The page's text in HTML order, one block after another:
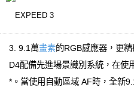
EXPEED 3
3. 9.1萬畫素的RGB感應器，更
D4配備先進場景識別系統，在使
*。當使用自動區域 AF時，全新